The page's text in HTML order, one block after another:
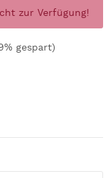
zur Verfügung!
gespart)